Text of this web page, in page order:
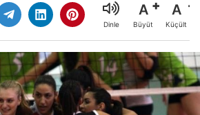
Dinle
A
Büyüt
A
Küçült